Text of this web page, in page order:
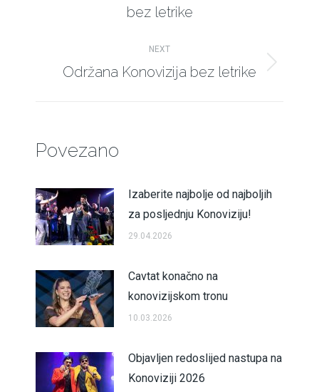
post:
bez letrike
NEXT
Next
Održana Konovizija bez letrike
Povezano
Izaberite najbolje od najboljih
za posljednju Konoviziju!
29.04.2026
Cavtat konačno na
konovizijskom tronu
10.03.2026
Objavljen redoslijed nastupa na
Konoviziji 2026